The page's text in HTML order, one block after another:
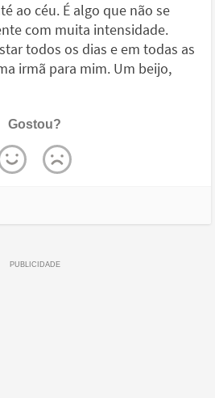
ao céu. É algo que não se
com muita intensidade.
todos os dias e em todas as
irmã para mim. Um beijo,
Gostou?